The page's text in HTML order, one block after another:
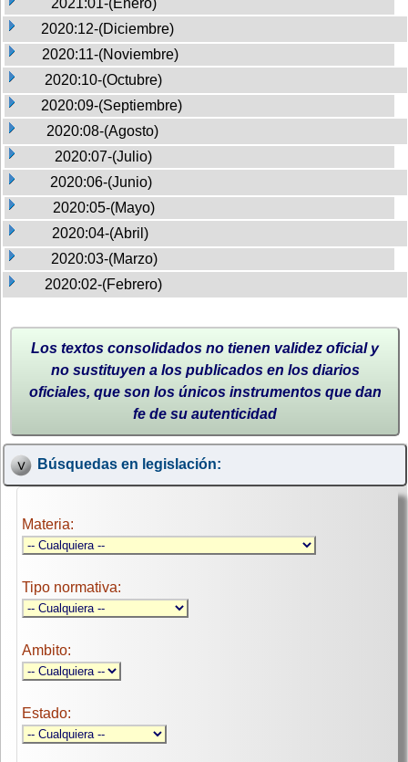
2020:12-(Diciembre)
2020:11-(Noviembre)
2020:10-(Octubre)
2020:09-(Septiembre)
2020:08-(Agosto)
2020:07-(Julio)
2020:06-(Junio)
2020:05-(Mayo)
2020:04-(Abril)
2020:03-(Marzo)
2020:02-(Febrero)
Los textos consolidados no tienen validez oficial y
no sustituyen a los publicados en los diarios
oficiales, que son los únicos instrumentos que dan
fe de su autenticidad
Búsquedas en legislación:
Materia:
Tipo normativa:
Ambito:
Estado: